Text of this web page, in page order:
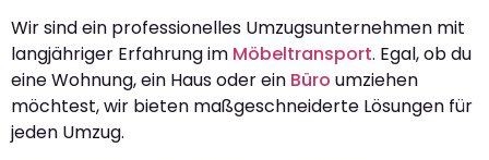
Wir sind ein professionelles Umzugsunternehmen mit
langjähriger Erfahrung im Möbeltransport. Egal, ob du
eine Wohnung, ein Haus oder ein Büro umziehen
möchtest, wir bieten maßgeschneiderte Lösungen für
jeden Umzug.